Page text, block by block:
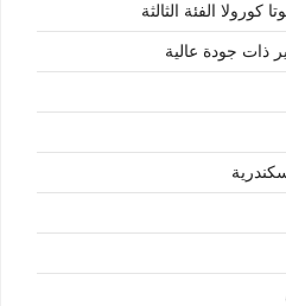
كورولا الفئة الثالثة
ذات جودة عالية